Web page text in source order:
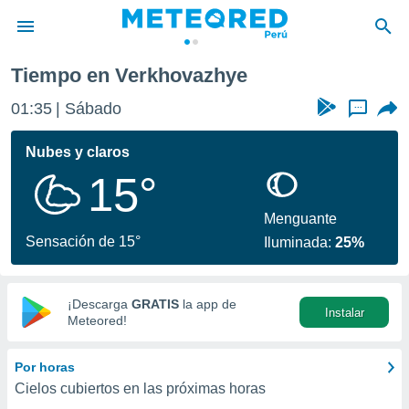
de
ha sido
calidad.
a este
las
y
digital
basada
Tiempo en Verkhovazhye
01:35 Sábado ...
Nubes y claros
15°
Sensación de 15°
Menguante
Iluminada:25%
¡Descarga GRATIS la app de
Meteored!
Instalar
Por horas
Cielos cubiertos en las próximas horas